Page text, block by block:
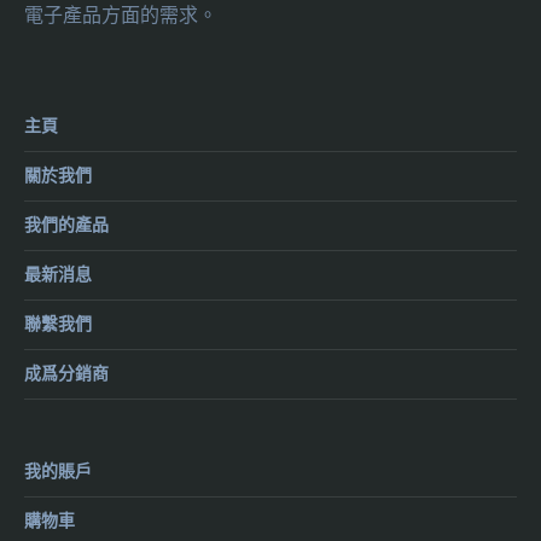
電子產品方面的需求。
主頁
關於我們
我們的產品
最新消息
聯繫我們
成爲分銷商
我的賬戶
購物車